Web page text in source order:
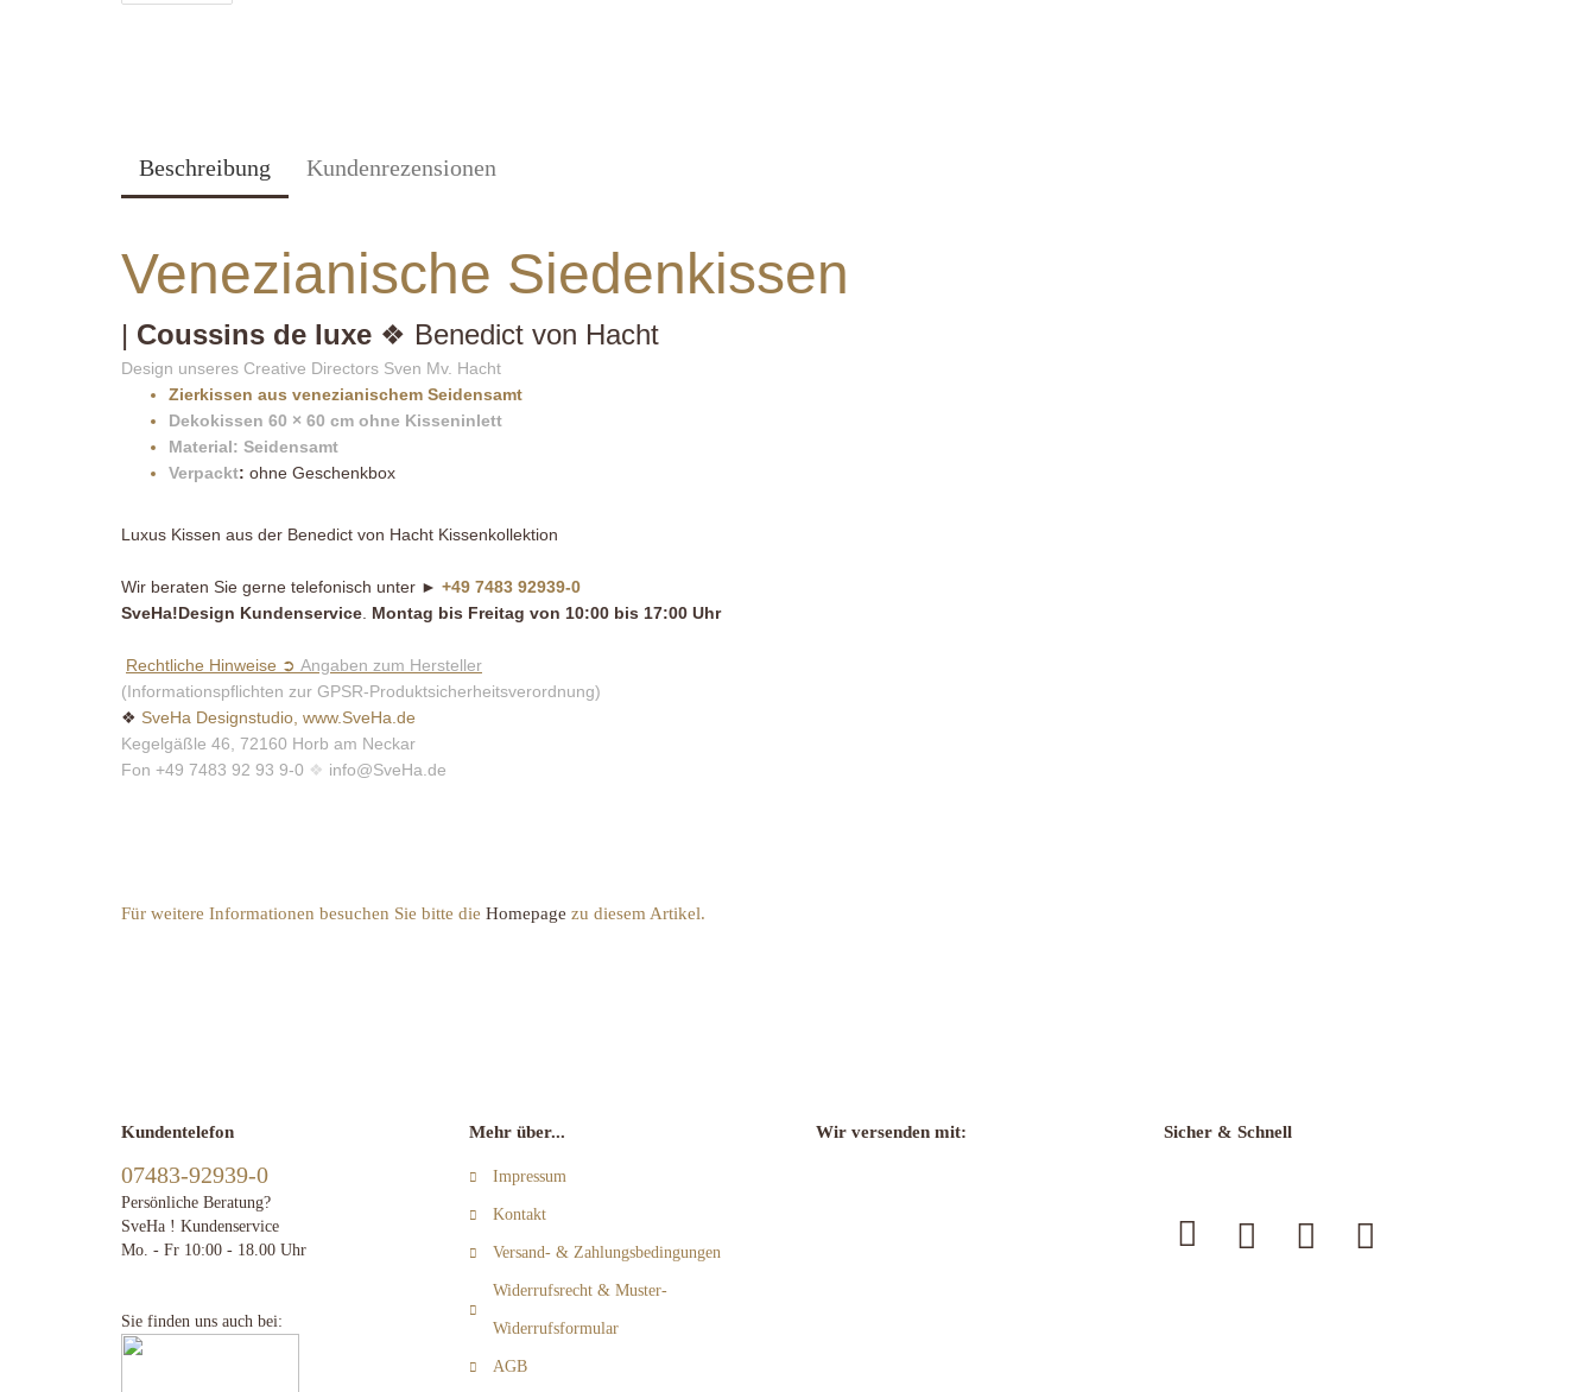
Beschreibung Kundenrezensionen
Venezianische Siedenkissen
| Coussins de luxe ❖ Benedict von Hacht
Design unseres Creative Directors Sven Mv. Hacht
Zierkissen aus venezianischem Seidensamt
Dekokissen 60 × 60 cm ohne Kisseninlett
Material: Seidensamt
Verpackt: ohne Geschenkbox
Luxus Kissen aus der Benedict von Hacht Kissenkollektion
Wir beraten Sie gerne telefonisch unter ► +49 7483 92939-0
SveHa!Design Kundenservice Montag bis Freitag von 10:00 bis 17:00 Uhr
Rechtliche Hinweise ➲ Angaben zum Hersteller
(Informationspflichten zur GPSR-Produktsicherheitsverordnung)
❖ SveHa Designstudio, www.SveHa.de
Kegelgäßle 46, 72160 Horb am Neckar
Fon +49 7483 92 93 9-0 ❖ info@SveHa.de
Für weitere Informationen besuchen Sie bitte die Homepage zu diesem Artikel.
Kundentelefon
07483-92939-0
Persönliche Beratung?
SveHa ! Kundenservice
Mo. - Fr 10:00 - 18.00 Uhr
Sie finden uns auch bei:
Mehr über...
Impressum
Kontakt
Versand- & Zahlungsbedingungen
Widerrufsrecht & Muster-
Widerrufsformular
AGB
Wir versenden mit: Sicher & Schnell